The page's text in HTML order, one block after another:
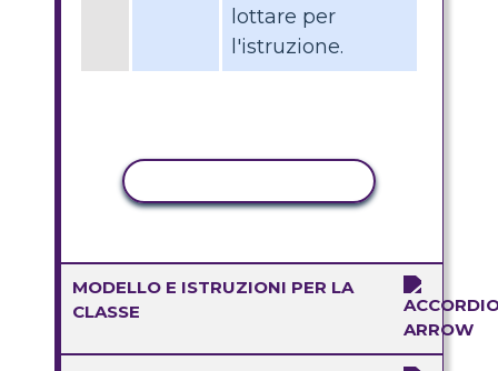
lottare per
l'istruzione.
MODELLO E ISTRUZIONI PER LA
CLASSE